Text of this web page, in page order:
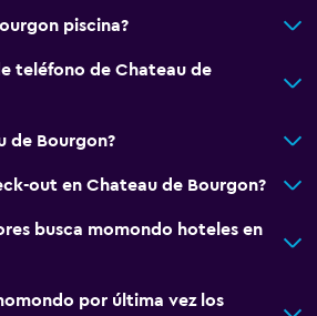
piscina?
teléfono de Chateau de
de Bourgon?
out en Chateau de Bourgon?
busca momondo hoteles en
por última vez los